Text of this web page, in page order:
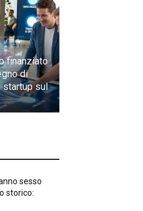
finanziato
di
startup sul
sesso
storico: